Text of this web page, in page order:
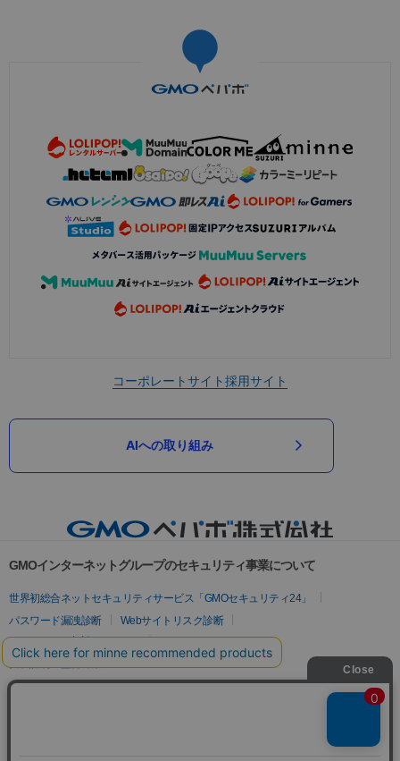
コーポレートサイト採用サイト
AIへの取り組み
GMOインターネットグループのセキュリティ事業について
世界初総合ネットセキュリティサービス「GMOセキュリティ24」
パスワード漏洩診断
Webサイトリスク診断
セキュリティ相談AIチャットボット
実在証明・盗聴対策
サイバー攻撃対策（GMOサイバーセキュリティ byイエラエ）